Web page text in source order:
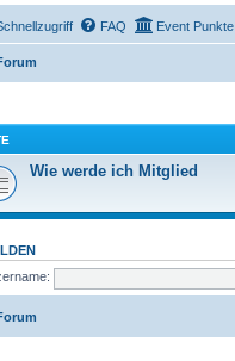
FAQ Event Punkte
Wie werde ich Mitglied